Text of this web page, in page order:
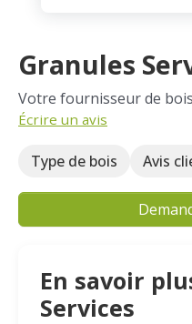
Granules
Votre fournisseur de bois
Écrire un avis
Type de bois Avis
En savoir
Services